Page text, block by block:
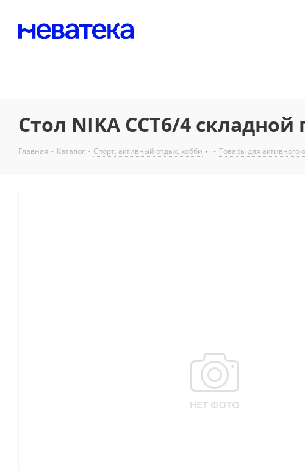
Стол NIKA ССТ6/4 складной
Главная - Каталог - Спорт, активный отдых, хобби - Товары для активного